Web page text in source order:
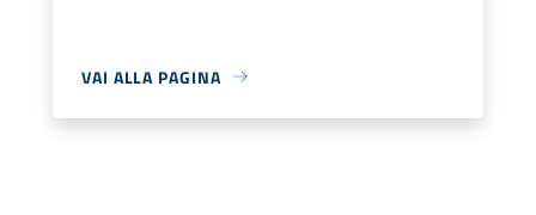
VAI ALLA PAGINA